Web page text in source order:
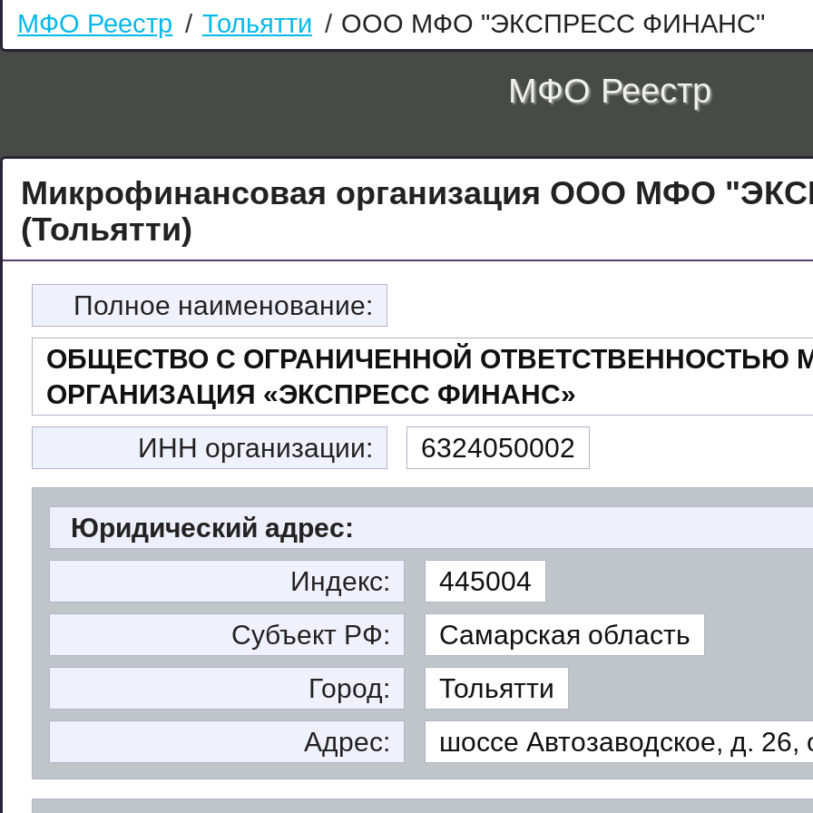
МФО Реестр / Тольятти / ООО МФО "ЭКСПРЕСС ФИНАНС"
МФО Реестр
Микрофинансовая организация ООО МФО
(Тольятти)
Полное наименование:
ОБЩЕСТВО С ОГРАНИЧЕННОЙ ОТВЕТСТВЕННОСТЬЮ
ОРГАНИЗАЦИЯ «ЭКСПРЕСС ФИНАНС»
ИНН организации:
6324050002
Юридический адрес:
Индекс:
445004
Субъект РФ:
Самарская область
Город:
Тольятти
Адрес:
шоссе Автозаводское, д.